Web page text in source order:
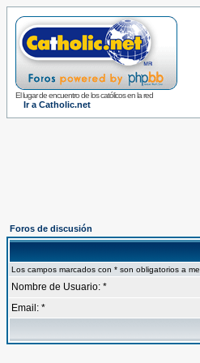
El lugar de encuentro de los católicos en la red
Ir a Catholic.net
Foros de discusión
Los campos marcados con * son obligatorios a
Nombre de Usuario: *
Email: *